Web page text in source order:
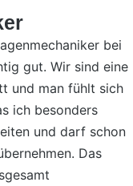
bei
gut. Wir sind eine
und man fühlt sich
ich besonders
und darf schon
Das